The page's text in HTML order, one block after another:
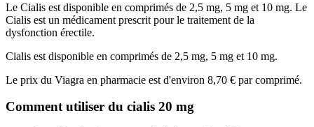
Le Cialis est disponible en comprimés de 2,5 mg, 5 mg et 10 mg. Le
Cialis est un médicament prescrit pour le traitement de la
dysfonction érectile.
Cialis est disponible en comprimés de 2,5 mg, 5 mg et 10 mg.
Le prix du Viagra en pharmacie est d'environ 8,70 € par comprimé.
Comment utiliser du cialis 20 mg